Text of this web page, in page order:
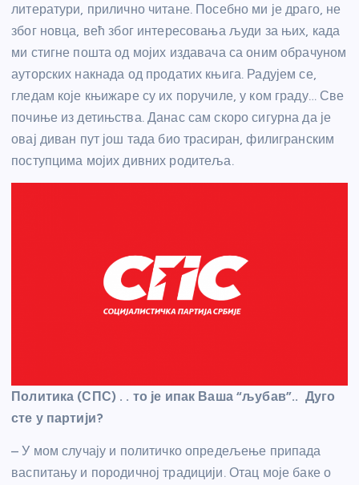
литератури, прилично читане. Посебно ми је драго, не
због новца, већ због интересовања људи за њих, када
ми стигне пошта од мојих издавача са оним обрачуном
ауторских накнада од продатих књига. Радујем се,
гледам које књижаре су их поручиле, у ком граду… Све
почиње из детињства. Данас сам скоро сигурна да је
овај диван пут још тада био трасиран, филигранским
поступцима мојих дивних родитеља.
Политика (СПС) . . то је ипак Ваша “љубав”.. Дуго
сте у партији?
– У мом случају и политичко опредељење припада
васпитању и породичној традицији. Отац моје баке о